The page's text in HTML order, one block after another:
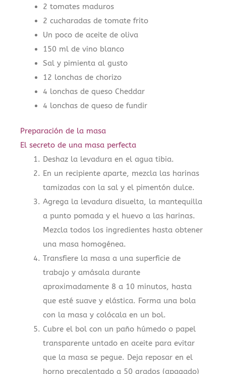
2 tomates maduros
2 cucharadas de tomate frito
Un poco de aceite de oliva
150 ml de vino blanco
Sal y pimienta al gusto
12 lonchas de chorizo
4 lonchas de queso Cheddar
4 lonchas de queso de fundir
Preparación de la masa
El secreto de una masa perfecta
Deshaz la levadura en el agua tibia.
En un recipiente aparte, mezcla las harinas
tamizadas con la sal y el pimentón dulce.
Agrega la levadura disuelta, la mantequilla
a punto pomada y el huevo a las harinas.
Mezcla todos los ingredientes hasta obtener
una masa homogénea.
Transfiere la masa a una superficie de
trabajo y amásala durante
aproximadamente 8 a 10 minutos, hasta
que esté suave y elástica. Forma una bola
con la masa y colócala en un bol.
Cubre el bol con un paño húmedo o papel
transparente untado en aceite para evitar
que la masa se pegue. Deja reposar en el
horno precalentado a 50 grados (apagado)